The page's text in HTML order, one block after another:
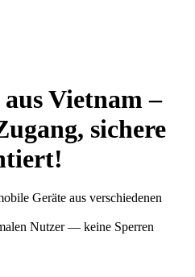
Vietnam –
sichere
Geräte aus verschiedenen
Nutzer — keine Sperren